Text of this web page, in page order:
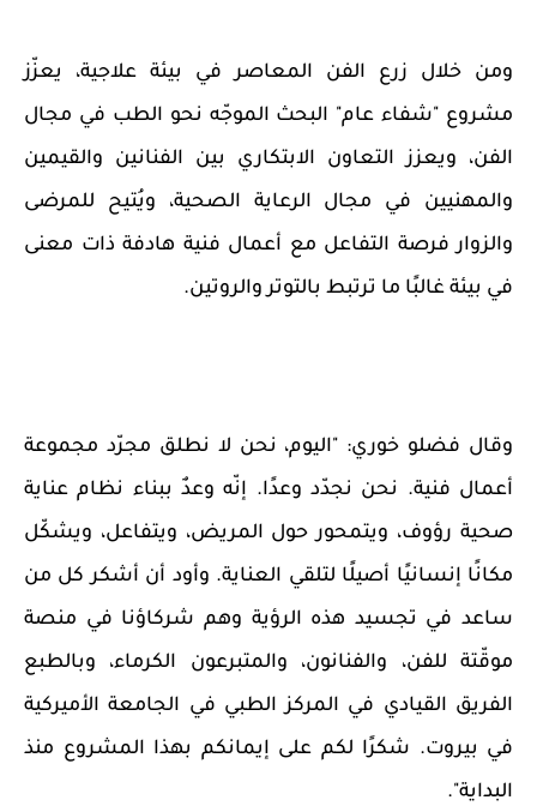
ومن خلال زرع الفن المعاصر في بيئة علاجية، يعزّز
مشروع "شفاء عام" البحث الموجّه نحو الطب في مجال
الفن، ويعزز التعاون الابتكاري بين الفنانين والقيمين
والمهنيين في مجال الرعاية الصحية، ويُتيح للمرضى
والزوار فرصة التفاعل مع أعمال فنية هادفة ذات معنى
في بيئة غالبًا ما ترتبط بالتوتر والروتين.
وقال فضلو خوري: "اليوم، نحن لا نطلق مجرّد مجموعة
أعمال فنية. نحن نجدّد وعدًا. إنّه وعدٌ ببناء نظام عناية
صحية رؤوف، ويتمحور حول المريض، ويتفاعل، ويشكّل
مكانًا إنسانيًا أصيلًا لتلقي العناية. وأود أن أشكر كل من
ساعد في تجسيد هذه الرؤية وهم شركاؤنا في منصة
موقّتة للفن، والفنانون، والمتبرعون الكرماء، وبالطبع
الفريق القيادي في المركز الطبي في الجامعة الأميركية
في بيروت. شكرًا لكم على إيمانكم بهذا المشروع منذ
البداية."